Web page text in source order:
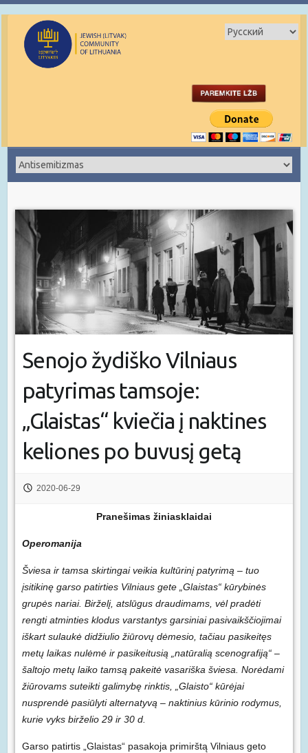
Senojo žydiško Vilniaus
patyrimas tamsoje:
„Glaistas“ kviečia į naktines
keliones po buvusį getą
2020-06-29
Pranešimas žiniasklaidai
Operomanija
Šviesa ir tamsa skirtingai veikia kultūrinį patyrimą – tuo
įsitikinę garso patirties Vilniaus gete „Glaistas“ kūrybinės
grupės nariai. Birželį, atslūgus draudimams, vėl pradėti
rengti atminties klodus varstantys garsiniai pasivaikščiojimai
iškart sulaukė didžiulio žiūrovų dėmesio, tačiau pasikeitęs
metų laikas nulėmė ir pasikeitusią „natūralią scenografiją“ –
šaltojo metų laiko tamsą pakeitė vasariška šviesa. Norėdami
žiūrovams suteikti galimybę rinktis, „Glaisto“ kūrėjai
nusprendė pasiūlyti alternatyvą – naktinius kūrinio rodymus,
kurie vyks birželio 29 ir 30 d.
Garso patirtis „Glaistas“ pasakoja primirštą Vilniaus geto